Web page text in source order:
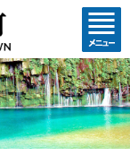
コンテ
ンツメ
ニュー